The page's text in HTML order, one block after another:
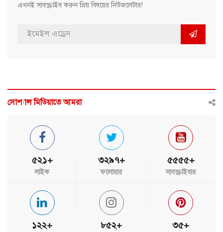
এখনই সাবস্ক্রাইব করুন প্রিয় বিষয়ের নিউজলেটার!
সোশ্যাল মিডিয়াতে আমরা
৫২১+
লাইক
৩২৯৭+
ফলোয়ার
৫৫৫৫+
সাবস্ক্রাইবার
১২২+ ৮৫২+ ৩৫+